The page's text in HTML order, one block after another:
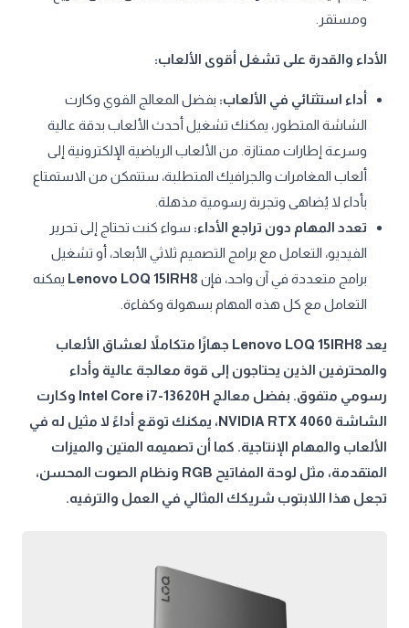
ومستقر.
الأداء والقدرة على تشغل أقوى الألعاب:
أداء استثنائي في الألعاب: بفضل المعالج القوي وكارت
الشاشة المتطور، يمكنك تشغيل أحدث الألعاب بدقة عالية
وسرعة إطارات ممتازة. من الألعاب الرياضية الإلكترونية إلى
ألعاب المغامرات والجرافيك المتطلبة، ستتمكن من الاستمتاع
بأداء لا يُضاهى وتجربة رسومية مذهلة.
تعدد المهام دون تراجع الأداء: سواء كنت تحتاج إلى تحرير
الفيديو، التعامل مع برامج التصميم ثلاثي الأبعاد، أو تشغيل
برامج متعددة في آن واحد، فإن Lenovo LOQ 15IRH8 يمكنه
التعامل مع كل هذه المهام بسهولة وكفاءة.
يعد Lenovo LOQ 15IRH8 جهازًا متكاملاً لعشاق الألعاب
والمحترفين الذين يحتاجون إلى قوة معالجة عالية وأداء
رسومي متفوق. بفضل معالج Intel Core i7-13620H وكارت
الشاشة NVIDIA RTX 4060، يمكنك توقع أداءً لا مثيل له في
الألعاب والمهام الإنتاجية. كما أن تصميمه المتين والميزات
المتقدمة، مثل لوحة المفاتيح RGB ونظام الصوت المحسن،
تجعل هذا اللابتوب شريكك المثالي في العمل والترفيه.